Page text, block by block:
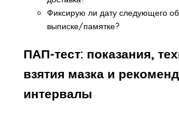
Фиксирую ли дату следующего
выписке/памятке?
ПАП-тест: показания,
взятия мазка и
интервалы